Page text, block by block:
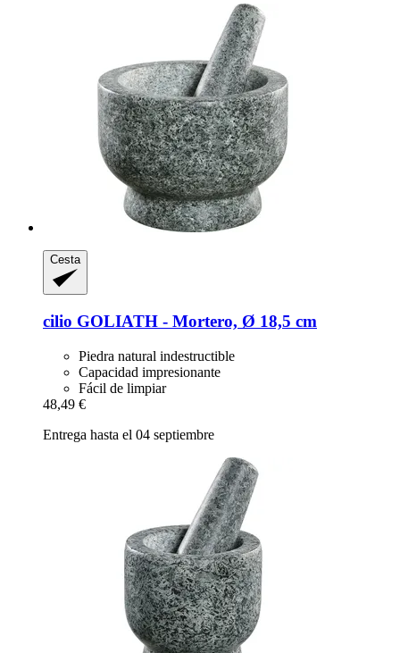
Cesta
cilio GOLIATH -​ Mortero, Ø 18,5 cm
Piedra natural indestructible
Capacidad impresionante
Fácil de limpiar
48,49 €
Entrega hasta el 04 septiembre